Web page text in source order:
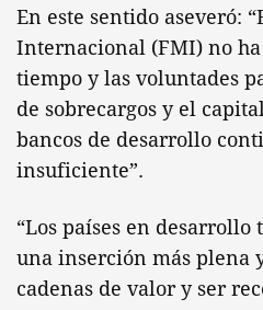
En este sentido aseveró:
Internacional (FMI) no
tiempo y las voluntades
de sobrecargos y el
bancos de desarrollo
insuficiente”.
“Los países en desarrollo
una inserción más plena
cadenas de valor y ser